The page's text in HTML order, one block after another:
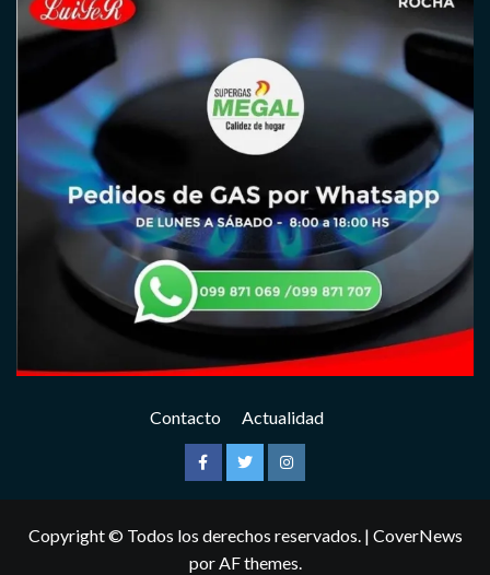
Contacto Actualidad
FacebookTwitterInstagram
Copyright © Todos los derechos reservados. | CoverNews
por AF themes.